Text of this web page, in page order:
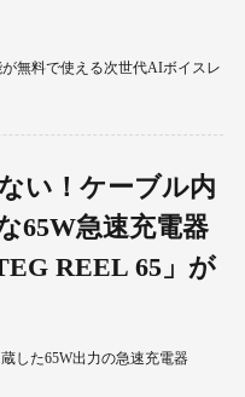
無料で使える次世代AIボイスレ
い！ケーブル内
65W急速充電器
REEL 65」が
した65W出力の急速充電器